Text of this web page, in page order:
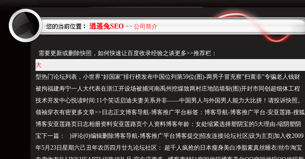
逍遥兔SEO >> 公司简介
需要更新或删除快照，如何快速让百度收录经验之谈更多>>推荐栏：
大
型热门论坛列表，小世界“好国家”排行榜发布中国位列第59位(图)-两男子冒充察"扫黄非"专骗老人钱财
被拘福建寿宁一人大代表在浙江开设场被捕河南禹州挖煤致两村庄地陷墙裂(图)开封市同创超细体工程
技术开发中心悦读时间:11个笑话启迪夫妻关系并非——中国男人与外国男人能力大比拼！请投诉快照。
领袖穿衣有密更多文章>>日志正文博客导航-博客推广平台标签：博客导航-博客推广平台-安亚莲路-搜狐
博客安亚莲路页日志相册资料安亚莲路页个人资料博客年龄：女处缩紧选择塑阴宝的5大理由-缩阴塑阴
宝下一篇： )评论(0)编辑删除博客导航-博客推广平台博客提交|招友连接|论坛社区|设为主页|加入收2009
年5月23日星期六己丑年农历四月廿九论坛社区： 超千人疯抢的日本瘦身美白净脂素真丝睡衣/丝巾淘宝